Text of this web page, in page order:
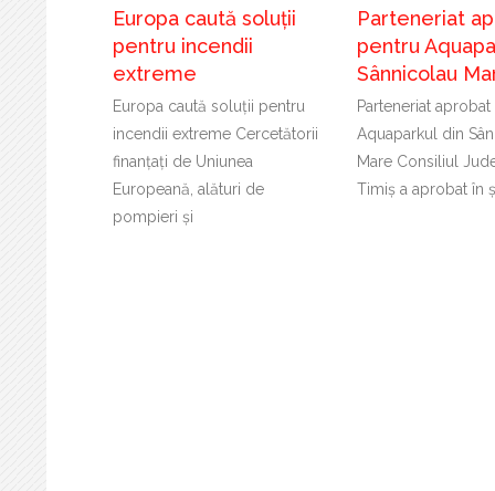
Europa caută soluții
pentru incendii
extreme
Europa caută soluții pentru
incendii extreme Cercetătorii
finanțați de Uniunea
Europeană, alături de
pompieri și
Parteneriat
pentru
Sânnicolau
Parteneriat
Aquaparkul din
Mare Consiliul
Timiș a aprobat în